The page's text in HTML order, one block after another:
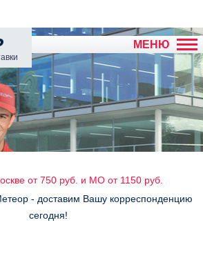
МЕНЮ
от 750 руб. и МО от 1150 руб.
- доставим Вашу корреспонденцию
сегодня!